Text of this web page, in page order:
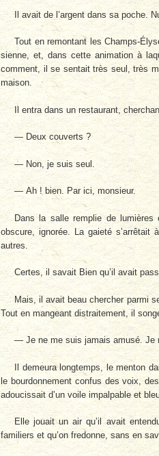
Il avait de l’argent dans sa poche.
Tout en remontant les Champs-
sienne, et, dans cette animation à
comment, il se sentait très seul, très
maison.
Il entra dans un restaurant,
— Deux couverts ?
— Non, je suis seul.
— Ah ! bien. Par ici, monsieur.
Dans la salle remplie de
obscure, ignorée. La gaieté
autres.
Certes, il savait Bien qu’il avait
Mais, il avait beau chercher parmi
Tout en mangeant distraitement, il
— Je ne me suis jamais amusé. Je
Il demeura longtemps, le menton
le bourdonnement confus des voix,
adoucissait d’un voile impalpable et
Elle jouait un air qu’il avait
familiers et qu’on fredonne, sans en